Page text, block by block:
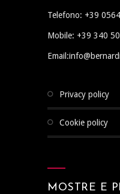
Telefono: +39
Mobile: +39 340
privacy policy
cookie policy
MOSTRE E